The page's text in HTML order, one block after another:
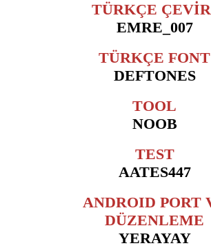
TÜRKÇE
EMRE_007
TÜRKÇE FONT
DEFTONES
TOOL
NOOB
TEST
AATES447
ANDROID PORT
DÜZENLEME
YERAYAY